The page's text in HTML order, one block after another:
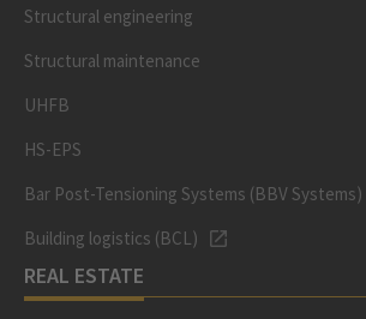
Structural engineering
Structural maintenance
UHFB
HS-EPS
Bar Post-Tensioning Systems (BBV Systems)
Building logistics (BCL)
REAL ESTATE